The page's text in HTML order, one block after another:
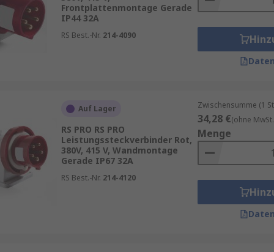
Hochstromsteckverbindern.
Anwendungen
Fertigungsanlagen, Energieverteilungssysteme,
Verbindung erforderlich ist.
Bauweise und hohe Widerstandsfähigkeit gegenüber
Frontplattenmontage Gerade
IP44 32A
RS Best.-Nr. 214-4090
Auf Lager
RS PRO RS PRO
Leistungssteckverbinder Rot,
380V, 415 V, Wandmontage
Gerade IP67 32A
RS Best.-Nr. 214-4120
Zwischensumme (1
34,28 €(ohne
Menge